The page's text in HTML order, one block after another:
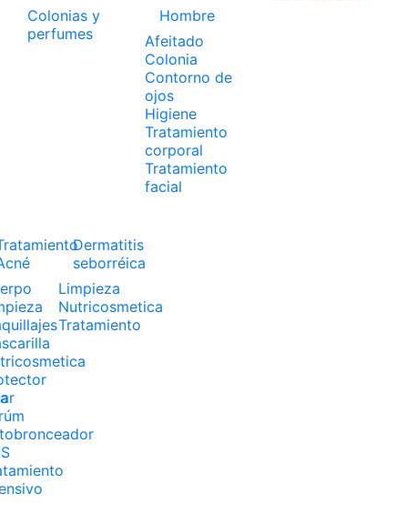
Colonias y
perfumes
Hombre
Afeitado
Colonia
Contorno de
ojos
Higiene
Tratamiento
corporal
Tratamiento
facial
Dermatitis
seborréica
Limpieza
Nutricosmetica
Tratamiento